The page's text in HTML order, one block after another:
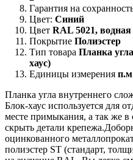
Гарантия на
Цвет: Синий
Цвет RAL 5021, водная
Покрытие Полиэстер
Тип товара Планка
хаус)
Единицы измерения п.м
Планка угла внутреннего
Блок-хаус используется для
месте примыкания, а так же в
скрыть детали
оцинкованного
полиэстер ST (стандарт,